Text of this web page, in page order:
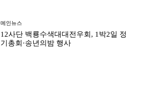
메인뉴스
12사단 백룡수색대대전우회, 1박2일 정
기총회·송년의밤 행사